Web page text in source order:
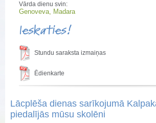
Vārda dienu svin:
Genoveva, Madara
Ieskaties!
Stundu saraksta izmaiņas
Ēdienkarte
Lācplēša dienas sarīkojumā
piedalījās mūsu skolēni